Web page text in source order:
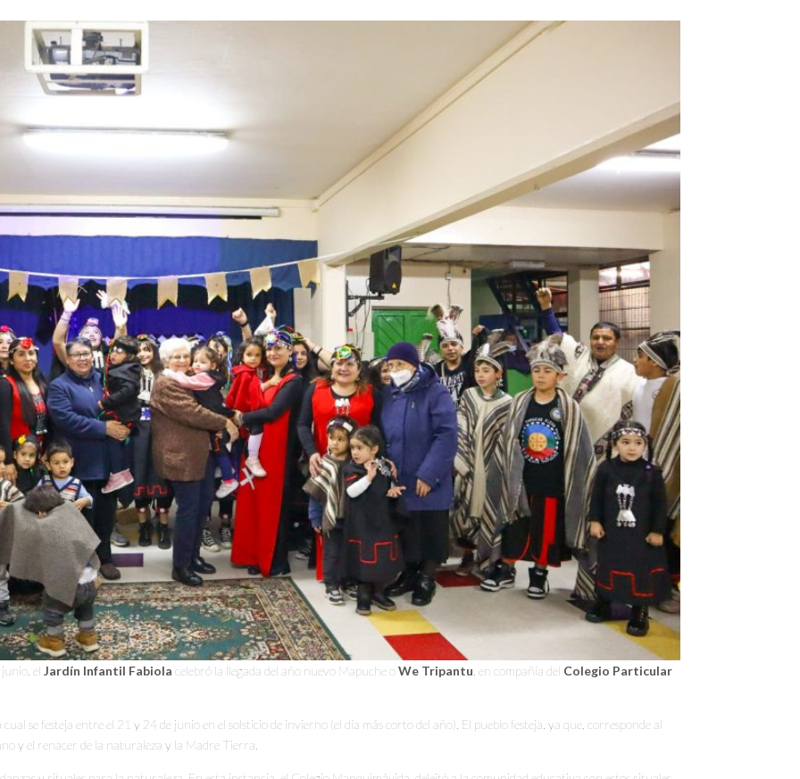
el Jardín Infantil Fabiola celebró la llegada del año nuevo Mapuche oWe Tripantu , en compañía del Colegio Particular
se festeja entre el 21 y 24 de junio en el solsticio de invierno (el día más corto del año). El pueblo festeja, ya que, corresponde al
y el renacer de la naturaleza y la Madre Tierra.